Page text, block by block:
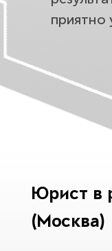
приятно
Юрист в
(Москва)